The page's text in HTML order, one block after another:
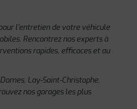
l'entretien de votre véhicule
Rencontrez nos experts à
rapides, efficaces et au
Lay-Saint-Christophe,
nos garages les plus